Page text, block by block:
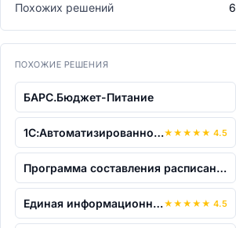
Похожих решений
6
ПОХОЖИЕ РЕШЕНИЯ
БАРС.Бюджет-Питание
1С:Автоматизированное составление расп...★ ★ ★ ★ ★ 4.5
Программа составления расписания занят...
Единая информационная система "Георасп...★ ★ ★ ★ ★ 4.5